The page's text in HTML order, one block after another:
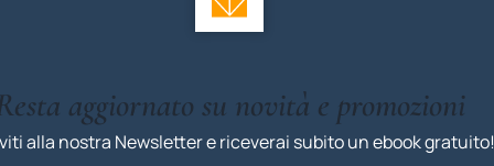
aggiornato su novità e promozioni
alla nostra Newsletter e riceverai subito un ebook gratuito!